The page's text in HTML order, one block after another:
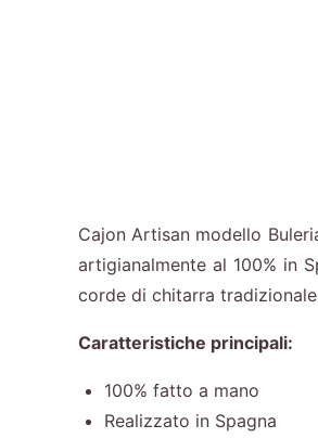
Cajon Artisan modello
artigianalmente al 100% in
corde di chitarra
Caratteristiche principali:
100% fatto a mano
Realizzato in Spagna